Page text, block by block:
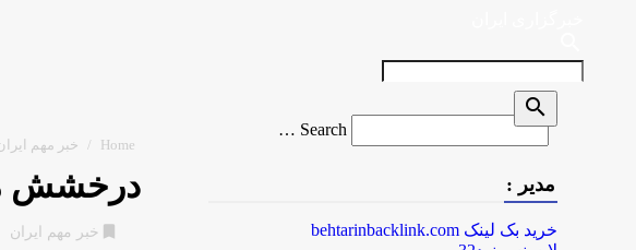
Home
/ خبر مهم
درخشش
خبر مهم ایران
Search
for
Search …
search
مدیر :
خرید بک لینک behtarinbacklink.com